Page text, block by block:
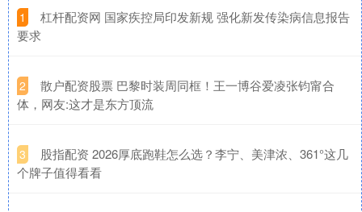
1
​杠杆配资网 国家疾控局印发新规 强化新发传染病信息报告
要求
2
​散户配资股票 巴黎时装周同框！王一博谷爱凌张钧甯合
体，网友:这才是东方顶流
3
​股指配资 2026厚底跑鞋怎么选？李宁、美津浓、361°这几
个牌子值得看看